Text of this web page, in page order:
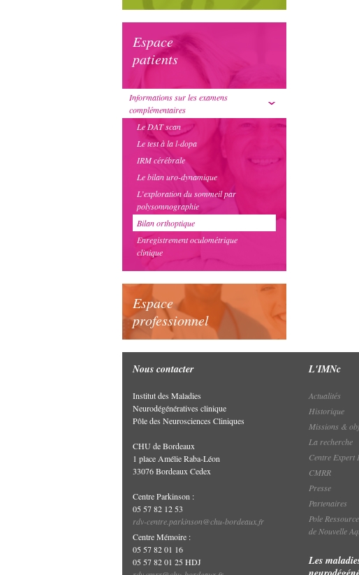
Espace
patients
Informations sur les examens
complémentaires
Le DAT scan
Le test à la l-dopa
IRM cérébrale
Le bilan uro-dynamique
L’exploration du sommeil par
polysomnographie
Bilan orthoptique
Enregistrement oculométrique
clinique
Espace
professionnel
Nous contacter
Institut des Maladies
Neurodégénératives clinique
Pôle des Neurosciences Cliniques
CHU de Bordeaux
1 place Amélie Raba-Léon
33076 Bordeaux Cedex
Centre Parkinson :
05 57 82 12 53
rdv-centre.parkinson@chu-bordeaux.fr
Centre Mémoire :
05 57 82 01 16
05 57 82 01 25 HDJ
L'IMNc
Actualités
Historique
Missions &
La recherche
Centre Expert
CMRR
Presse
Partenaires
Pole
de Nouvelle
Les